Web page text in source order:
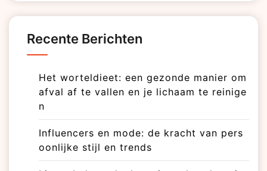
Recente Berichten
Het worteldieet: een gezonde manier om
afval af te vallen en je lichaam te reinige
n
Influencers en mode: de kracht van pers
oonlijke stijl en trends